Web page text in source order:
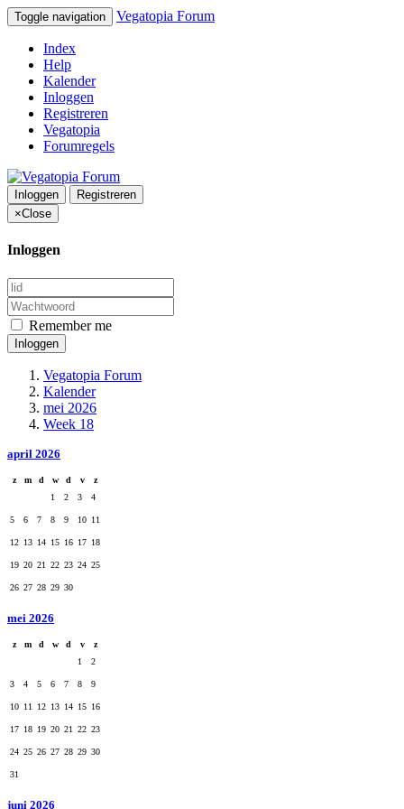
Toggle navigation Vegatopia Forum
Index
Help
Kalender
Inloggen
Registreren
Vegatopia
Forumregels
Inloggen
Registreren
×Close
Inloggen
Remember me
Inloggen
Vegatopia Forum
Kalender
mei 2026
Week 18
april 2026
z m d w d v
z
1
2 3 4
5 6 7 8 9 10 11
12 13 14 15 16 17 18
19 20 21 22 23 24 25
26 27 28 29 30
mei 2026
z m d w d v
z
1
2
3 4 5 6 7 8 9
10 11 12 13 14 15 16
17 18 19 20 21 22 23
24 25 26 27 28 29 30
31
juni 2026